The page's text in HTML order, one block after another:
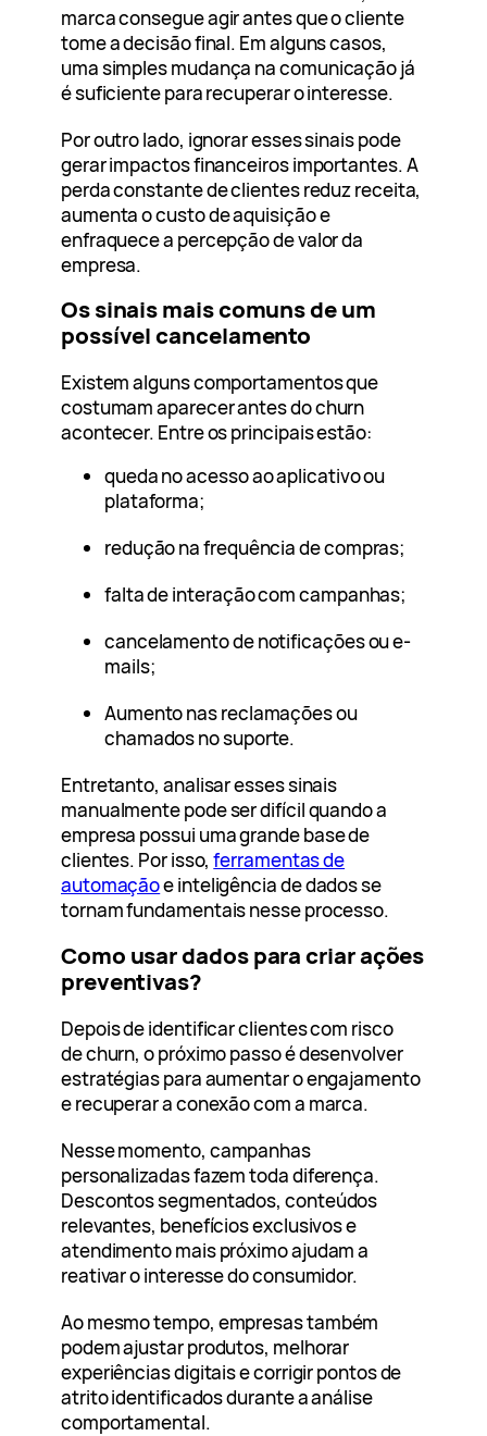
marca consegue agir antes que o cliente
tome a decisão final. Em alguns casos,
uma simples mudança na comunicação já
é suficiente para recuperar o interesse.
Por outro lado, ignorar esses sinais pode
gerar impactos financeiros importantes. A
perda constante de clientes reduz receita,
aumenta o custo de aquisição e
enfraquece a percepção de valor da
empresa.
Os sinais mais comuns de um
possível cancelamento
Existem alguns comportamentos que
costumam aparecer antes do churn
acontecer. Entre os principais estão:
queda no acesso ao aplicativo ou
plataforma;
redução na frequência de compras;
falta de interação com campanhas;
cancelamento de notificações ou e-
mails;
Aumento nas reclamações ou
chamados no suporte.
Entretanto, analisar esses sinais
manualmente pode ser difícil quando a
empresa possui uma grande base de
clientes. Por isso,ferramentas de
automaçãoe inteligência de dados se
tornam fundamentais nesse processo.
Como usar dados para criar ações
preventivas?
Depois de identificar clientes com risco
de churn, o próximo passo é desenvolver
estratégias para aumentar o engajamento
e recuperar a conexão com a marca.
Nesse momento, campanhas
personalizadas fazem toda diferença.
Descontos segmentados, conteúdos
relevantes, benefícios exclusivos e
atendimento mais próximo ajudam a
reativar o interesse do consumidor.
Ao mesmo tempo, empresas também
podem ajustar produtos, melhorar
experiências digitais e corrigir pontos de
atrito identificados durante a análise
comportamental.